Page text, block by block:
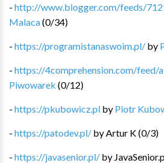
- http://www.blogger.com/feeds/
Malaca(0/34)
- https://programistanaswoim.pl/ by
- https://4comprehension.com/feed/
Piwowarek (0/12)
- https://pkubowicz.pl by Piotr
- https://patodev.pl/ by Artur K(0/3)
- https://javasenior.pl/ by